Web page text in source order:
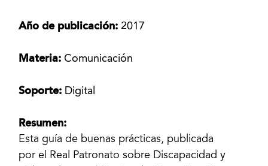
Año de publicación: 2017
Materia:Comunicación
Soporte: Digital
Resumen:
Esta guía de buenas prácticas, publicada
por el Real Patronato sobre Discapacidad y